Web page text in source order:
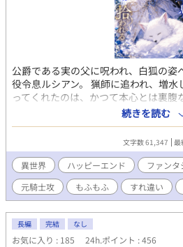
公爵である実の父に呪われ、白狐の姿
役令息ルシアン。 猟師に追われ、増
ってくれたのは、かつて本心とは裏腹
た元護衛騎士・カイルだった。 正体
れるかもしれない――正体を隠すルシ
しい面影を見い出していくカイル。
な元悪役令息と、今も主人を忘れられ
ゆっくりと心を通わせていく再会・
表紙や校正に生成AIを使用しています
続きを読む
文字数 61,347 最
異世界 ハッピーエンド ファンタ
元騎士攻
もふもふ すれ違い
長編 完結 なし
お気に入り : 185 24h.ポイント : 456